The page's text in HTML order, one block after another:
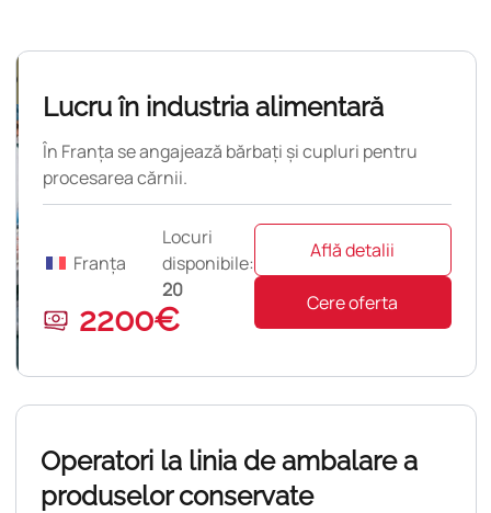
Lucru în industria alimentară
În Franța se angajează bărbați și cupluri pentru
procesarea cărnii.
Franța
Locuri
disponibile:
20
2200€
Află detalii
Cere oferta
Operatori la linia de ambalare a
produselor conservate